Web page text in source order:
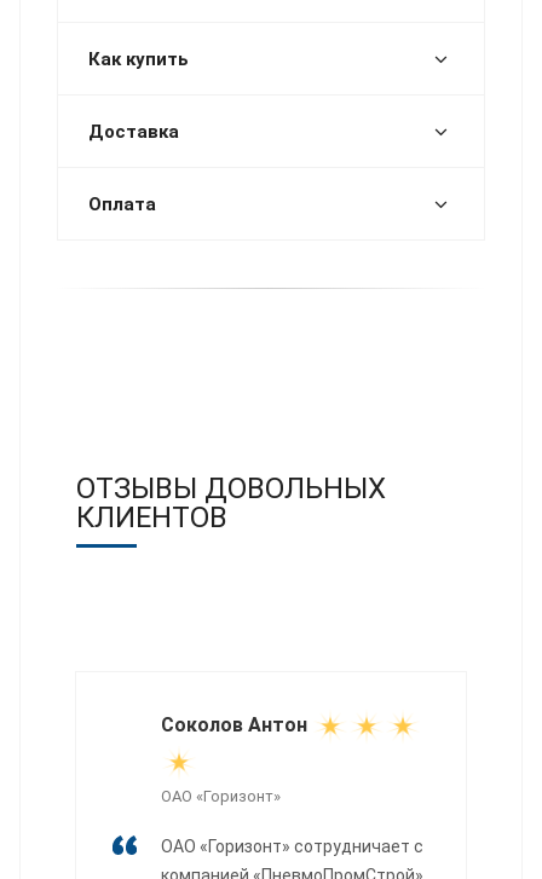
Как купить
Доставка
Оплата
ОТЗЫВЫ ДОВОЛЬНЫХ
КЛИЕНТОВ
Соколов Антон
ОАО «Горизонт»
ОАО «Горизонт» сотрудничает с
компанией «ПневмоПромСтрой»